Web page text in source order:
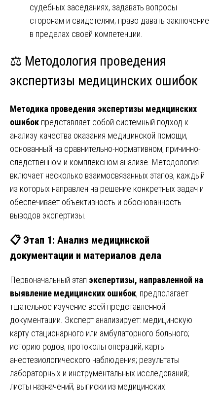
судебных заседаниях, задавать вопросы
сторонам и свидетелям; право давать заключение
в пределах своей компетенции.
⚖️ Методология проведения
экспертизы медицинских ошибок
Методика проведения экспертизы медицинских
ошибок представляет собой системный подход к
анализу качества оказания медицинской помощи,
основанный на сравнительно-нормативном, причинно-
следственном и комплексном анализе. Методология
включает несколько взаимосвязанных этапов, каждый
из которых направлен на решение конкретных задач и
обеспечивает объективность и обоснованность
выводов экспертизы.
📋 Этап 1: Анализ медицинской
документации и материалов дела
Первоначальный этап экспертизы, направленной на
выявление медицинских ошибок, предполагает
тщательное изучение всей представленной
документации. Эксперт анализирует: медицинскую
карту стационарного или амбулаторного больного;
историю родов; протоколы операций; карты
анестезиологического наблюдения; результаты
лабораторных и инструментальных исследований;
листы назначений; выписки из медицинских